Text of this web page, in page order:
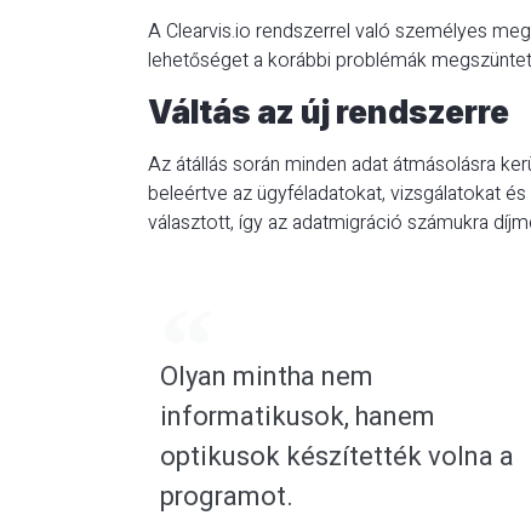
A Clearvis.io rendszerrel való személyes
lehetőséget a korábbi problémák
Váltás az új rendszerre
Az átállás során minden adat átmásolásra
beleértve az ügyféladatokat, vizsgálatokat
választott, így az adatmigráció számukra
Olyan mintha nem
informatikusok, hanem
optikusok készítették volna a
programot.